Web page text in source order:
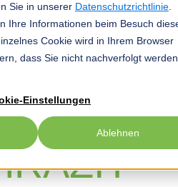
Sie in unserer Datenschutzrichtlinie
Ihre Informationen beim Besuch
Cookie wird in Ihrem Browser
dass Sie nicht nachverfolgt werden
Einstellungen
Ablehnen